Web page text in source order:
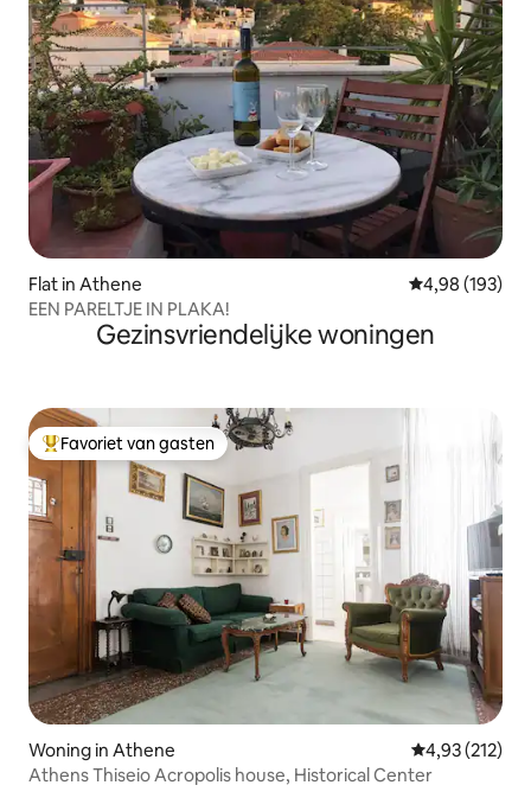
Flat in Athene Gemiddelde
4,98 (193)
EEN PARELTJE IN PLAKA!
Gezinsvriendelijke woningen
Topfavoriet van gasten
Favoriet van gasten
Woning in Athene Gemiddelde
4,93 (212)
Athens Thiseio Acropolis house, Historical Center